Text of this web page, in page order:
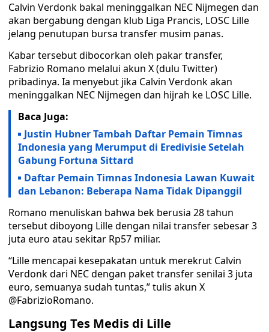
Calvin Verdonk bakal meninggalkan NEC Nijmegen dan
akan bergabung dengan klub Liga Prancis, LOSC Lille
jelang penutupan bursa transfer musim panas.
Kabar tersebut dibocorkan oleh pakar transfer,
Fabrizio Romano melalui akun X (dulu Twitter)
pribadinya. Ia menyebut jika Calvin Verdonk akan
meninggalkan NEC Nijmegen dan hijrah ke LOSC Lille.
Baca Juga:
Justin Hubner Tambah Daftar Pemain Timnas
Indonesia yang Merumput di Eredivisie Setelah
Gabung Fortuna Sittard
Daftar Pemain Timnas Indonesia Lawan Kuwait
dan Lebanon: Beberapa Nama Tidak Dipanggil
Romano menuliskan bahwa bek berusia 28 tahun
tersebut diboyong Lille dengan nilai transfer sebesar 3
juta euro atau sekitar Rp57 miliar.
“Lille mencapai kesepakatan untuk merekrut Calvin
Verdonk dari NEC dengan paket transfer senilai 3 juta
euro, semuanya sudah tuntas,” tulis akun X
@FabrizioRomano.
Langsung Tes Medis di Lille